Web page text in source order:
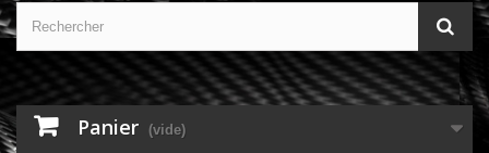
Panier (vide)